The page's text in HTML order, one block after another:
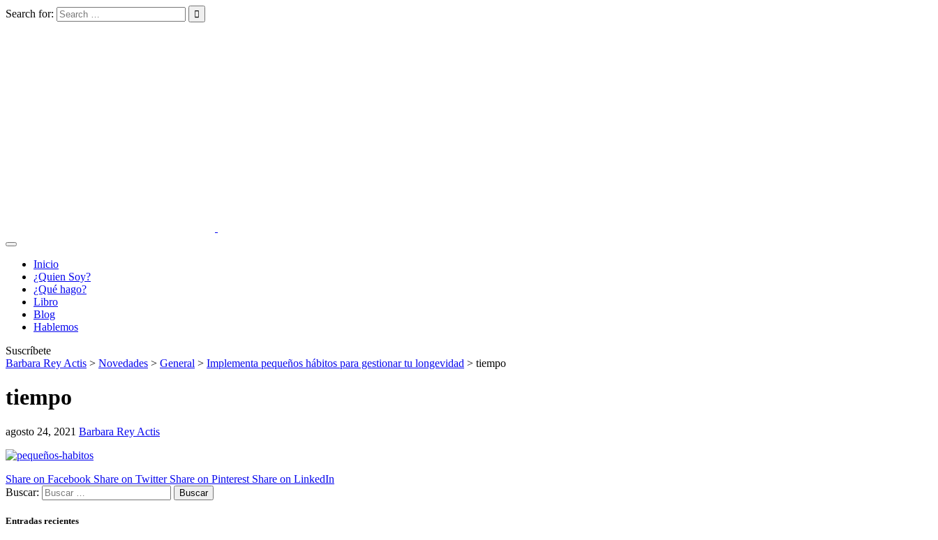
Search for:
Inicio
¿Quien Soy?
¿Qué hago?
Libro
Blog
Hablemos
Suscríbete
Barbara Rey Actis > Novedades > General > Implementa pequeños hábitos para gestionar tu longevidad > tiempo
tiempo
agosto 24, 2021 Barbara Rey Actis
Share on Facebook Share on Twitter Share on Pinterest Share on LinkedIn
Buscar:
Entradas recientes